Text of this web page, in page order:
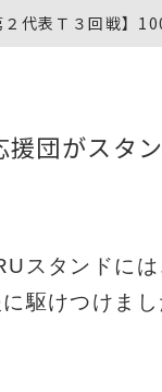
２代表Ｔ３回戦】
援団がスタ
スタンドに
駆けつけまし